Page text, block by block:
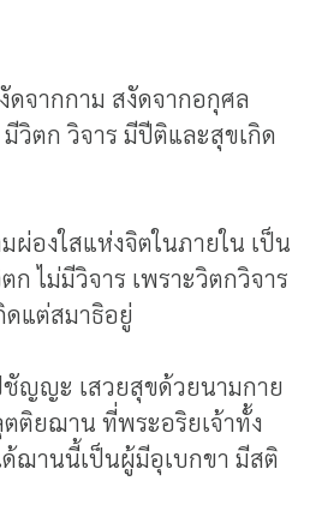
จากกาม สงัดจากอกุศล
วิตก วิจาร มีปีติและสุขเกิด
องใสแห่งจิตในภายใน เป็น
ก ไม่มีวิจาร เพราะวิตกวิจาร
ดแต่สมาธิอยู่
ญญะ เสวยสุขด้วยนามกาย
ติยฌาน ที่พระอริยเจ้าทั้ง
ฌานนี้เป็นผู้มีอุเบกขา มีสติ